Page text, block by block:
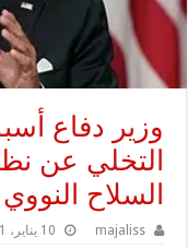
وزير دفاع
التخلي عن
السلاح النووي
majaliss 10 يناير، 2021